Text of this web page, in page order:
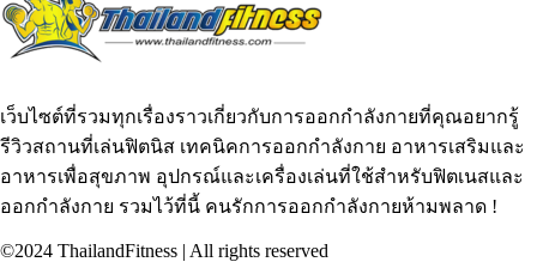
เว็บไซต์ที่รวมทุกเรื่องราวเกี่ยวกับการออกกำลังกายที่คุณอยากรู้
รีวิวสถานที่เล่นฟิตนิส เทคนิคการออกกำลังกาย อาหารเสริมและ
อาหารเพื่อสุขภาพ อุปกรณ์และเครื่องเล่นที่ใช้สำหรับฟิตเนสและ
ออกกำลังกาย รวมไว้ที่นี้ คนรักการออกกำลังกายห้ามพลาด !
©2024 ThailandFitness | All rights reserved